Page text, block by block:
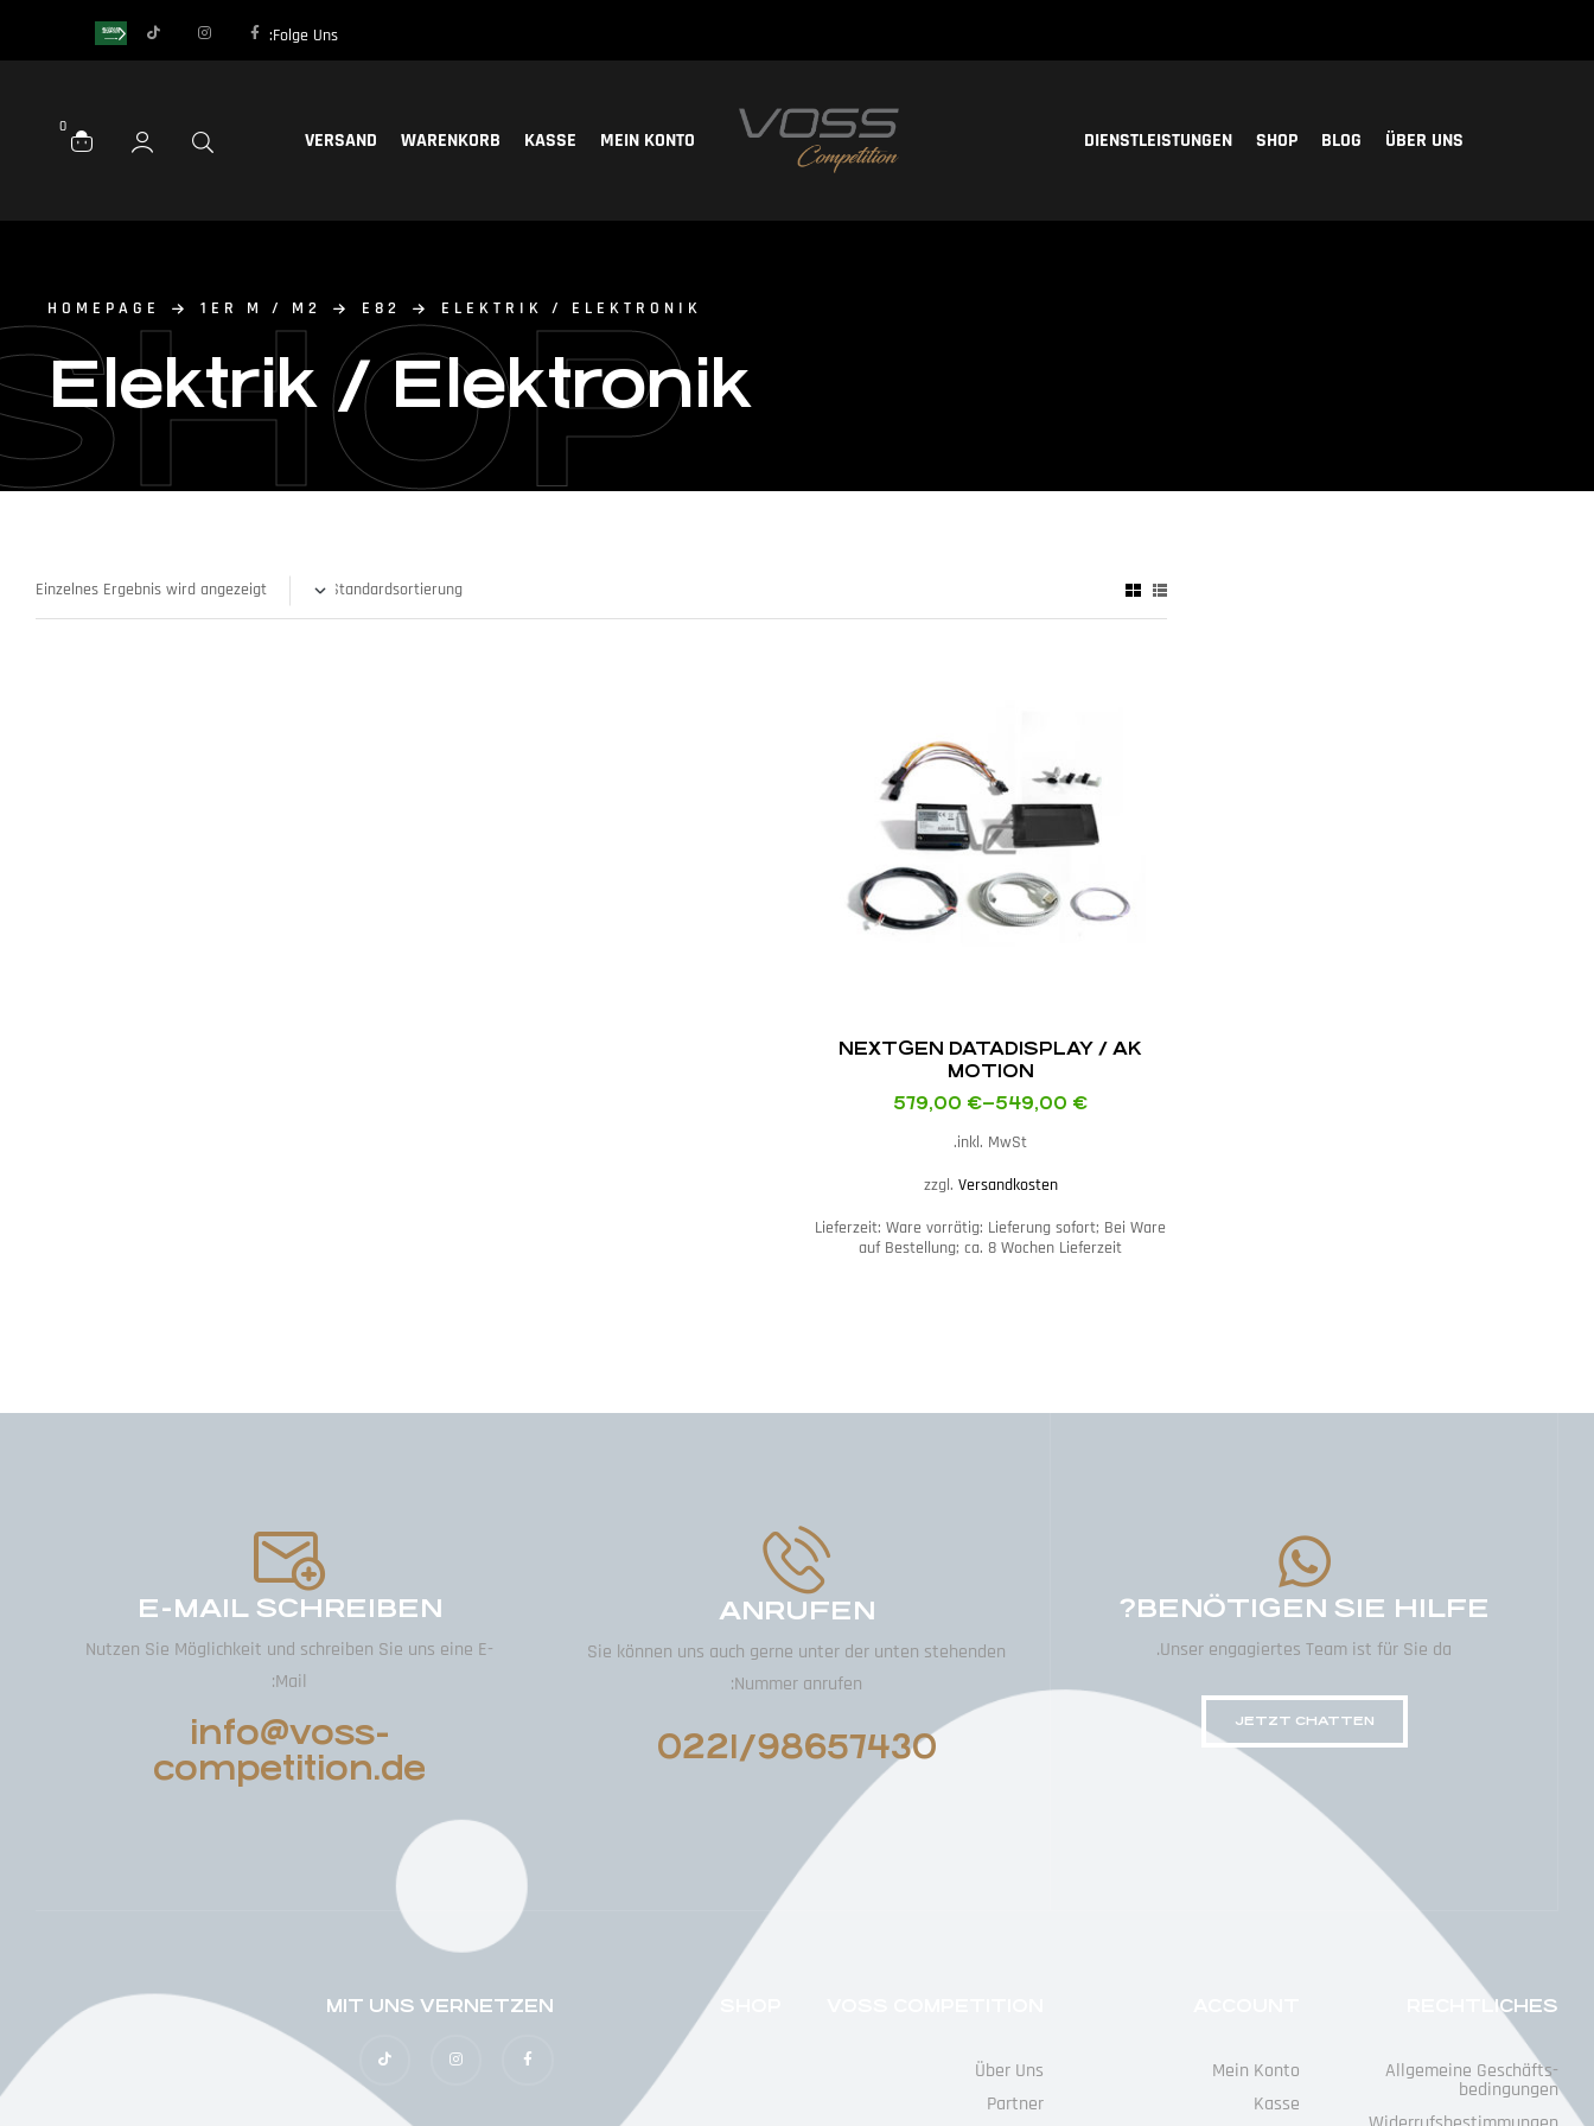
Folge Uns:
ÜBER UNS
BLOG
SHOP
DIENSTLEISTUNGEN
MEIN KONTO
KASSE
WARENKORB
VERSAND
0
HOMEPAGE 1ER M / M2 E82 ELEKTRIK / ELEKTRONIK
Elektrik / Elektronik
Einzelnes Ergebnis wird angezeigt
NEXTGEN DATADISPLAY / AK
MOTION
549,00 €
–
579,00 €
inkl. MwSt.
zzgl. Versandkosten
Lieferzeit: Ware vorrätig: Lieferung sofort; Bei Ware
auf Bestellung; ca. 8 Wochen Lieferzeit
BENÖTIGEN SIE HILFE?
Unser engagiertes Team ist für Sie da.
JETZT CHATTEN
ANRUFEN
Sie können uns auch gerne unter der unten stehenden
Nummer anrufen:
0221/98657430
E-MAIL SCHREIBEN
Nutzen Sie Möglichkeit und schreiben Sie uns eine E-
Mail:
info@voss-
competition.de
RECHTLICHES
Allgemeine Geschäfts­
Bedingungen
Mein Konto
Kasse
Über Uns
Partner
MIT UNS VERNETZEN